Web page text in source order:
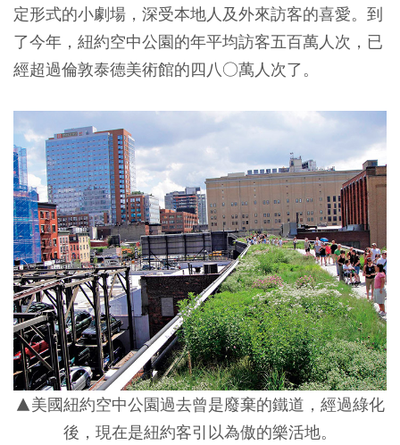
定形式的小劇場，深受本地人及外來訪客的喜愛。到
了今年，紐約空中公園的年平均訪客五百萬人次，已
經超過倫敦泰德美術館的四八○萬人次了。
▲美國紐約空中公園過去曾是廢棄的鐵道，經過綠化
後，現在是紐約客引以為傲的樂活地。